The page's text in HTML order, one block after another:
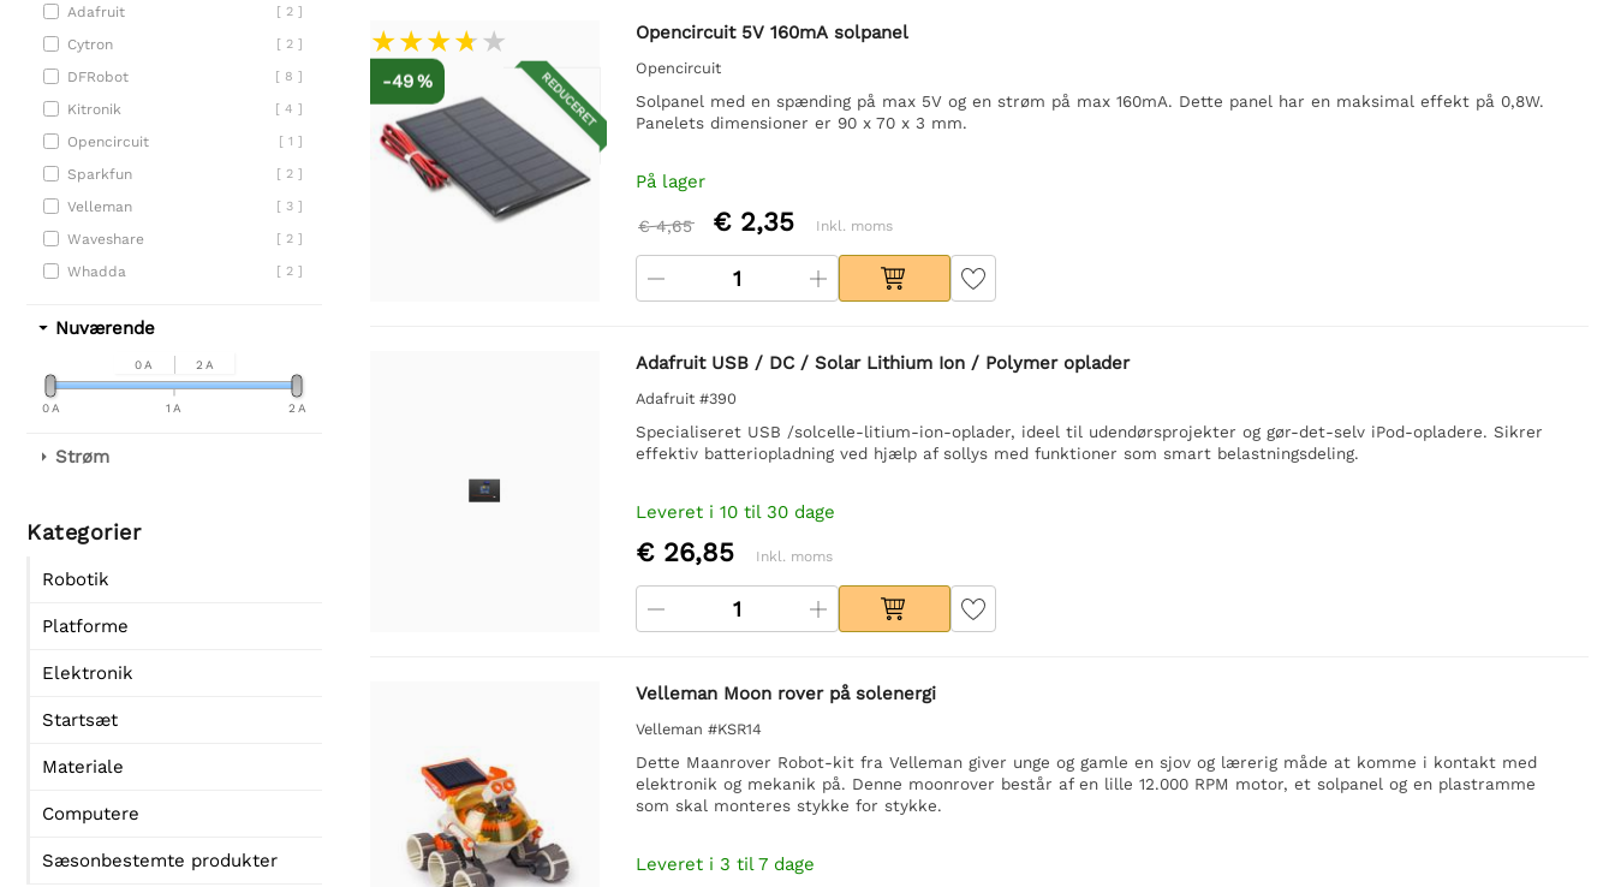
Adafruit [ 2 ]
Cytron [ 2 ]
DFRobot [ 8 ]
Kitronik [ 4 ]
Opencircuit [ 1 ]
Sparkfun [ 2 ]
Velleman [ 3 ]
Waveshare [ 2 ]
Whadda [ 2 ]
Nuværende
0 A 2 A
0 A 2 A
1 A
Strøm
Kategorier
Robotik
Platforme
Elektronik
Startsæt
Materiale
Computere
Sæsonbestemte produkter
REDUCERET
-49 %
Opencircuit 5V 160mA solpanel
Opencircuit
Solpanel med en spænding på max 5V og en strøm på max 160mA. Dette panel har en maksimal effekt på 0,8W.
Panelets dimensioner er 90 x 70 x 3 mm.
På lager
€ 4,65 € 2,35 Inkl. moms
Adafruit USB / DC / Solar Lithium Ion / Polymer oplader
Adafruit #390
Specialiseret USB /solcelle-litium-ion-oplader, ideel til udendørsprojekter og gør-det-selv iPod-opladere. Sikrer
effektiv batteriopladning ved hjælp af sollys med funktioner som smart belastningsdeling.
Leveret i 10 til 30 dage
€ 26,85 Inkl. moms
Velleman Moon rover på solenergi
Velleman #KSR14
Dette Maanrover Robot-kit fra Velleman giver unge og gamle en sjov og lærerig måde at komme i kontakt med
elektronik og mekanik på. Denne moonrover består af en lille 12.000 RPM motor, et solpanel og en plastramme
som skal monteres stykke for stykke.
Leveret i 3 til 7 dage